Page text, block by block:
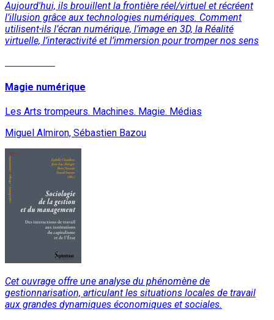
Aujourd'hui, ils brouillent la frontière réel/virtuel et récréent
l’illusion grâce aux technologies numériques. Comment
utilisent-ils l’écran numérique, l’image en 3D, la Réalité
virtuelle, l’interactivité et l’immersion pour tromper nos sens
Magie numérique
Les Arts trompeurs. Machines. Magie. Médias
Miguel Almiron, Sébastien Bazou
Cet ouvrage offre une analyse du phénomène de
gestionnarisation, articulant les situations locales de travail
aux grandes dynamiques économiques et sociales.